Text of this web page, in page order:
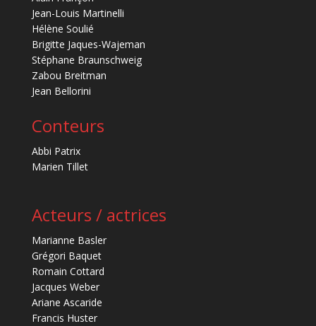
Jean-Louis Martinelli
Hélène Soulié
Brigitte Jaques-Wajeman
Stéphane Braunschweig
Zabou Breitman
Jean Bellorini
Conteurs
Abbi Patrix
Marien Tillet
Acteurs / actrices
Marianne Basler
Grégori Baquet
Romain Cottard
Jacques Weber
Ariane Ascaride
Francis Huster